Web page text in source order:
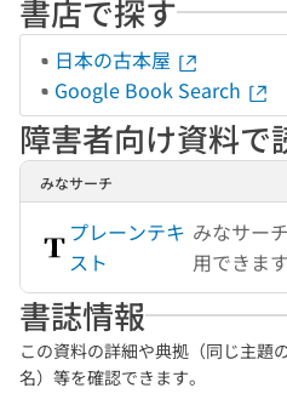
書店で探す
日本の古本屋
Google Book Search
障害者向け資料で
みなサーチ
プレーンテキ
スト
みなサー
用できます
書誌情報
この資料の詳細や典拠（同じ主題
名）等を確認できます。